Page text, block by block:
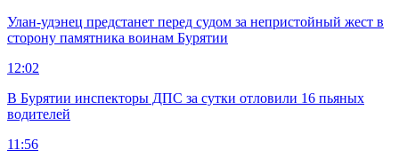
Улан-удэнец предстанет перед судом за непристойный жест в
сторону памятника воинам Бурятии
12:02
В Бурятии инспекторы ДПС за сутки отловили 16 пьяных
водителей
11:56